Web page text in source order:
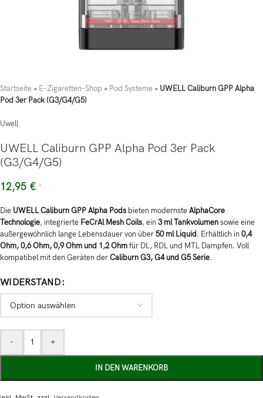
Startseite » E-Zigaretten-Shop » Pod Systeme » UWELL Caliburn GPP Alpha
Pod 3er Pack (G3/G4/G5)
Uwell
UWELL Caliburn GPP Alpha Pod 3er Pack
(G3/G4/G5)
12,95 € *
Die UWELL Caliburn GPP Alpha Pods bieten modernsteAlphaCore
Technologie, integrierte FeCrAl Mesh Coils, ein3 ml Tankvolumensowie eine
außergewöhnlich lange Lebensdauer von über50 ml Liquid. Erhältlich in0,4
Ohm, 0,6 Ohm, 0,9 Ohm und 1,2 Ohmfür DL, RDL und MTL Dampfen. Voll
kompatibel mit den Geräten derCaliburn G3, G4 und G5 Serie.
WIDERSTAND
- +
IN DEN WARENKORB